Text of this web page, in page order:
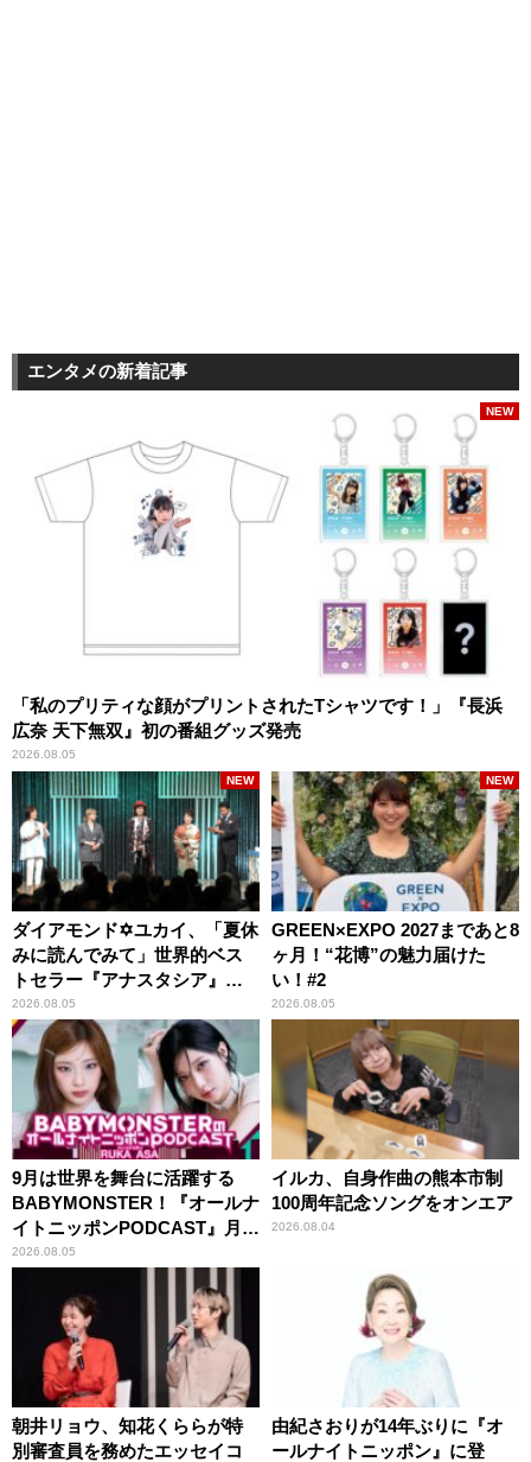
エンタメの新着記事
「私のプリティな顔がプリントされたTシャツです！」『長浜
広奈 天下無双』初の番組グッズ発売
2026.08.05
NEW
ダイアモンド✡ユカイ、「夏休
みに読んでみて」世界的ベス
トセラー『アナスタシア』を
紹介
2026.08.05
NEW
GREEN×EXPO 2027まであと8
ヶ月！“花博”の魅力届けた
い！#2
2026.08.05
NEW
9月は世界を舞台に活躍する
BABYMONSTER！『オールナ
イトニッポンPODCAST』月替
わりパーソナリティ
2026.08.05
イルカ、自身作曲の熊本市制
100周年記念ソングをオンエア
2026.08.04
朝井リョウ、知花くららが特
別審査員を務めたエッセイコ
由紀さおりが14年ぶりに『オ
ールナイトニッポン』に登